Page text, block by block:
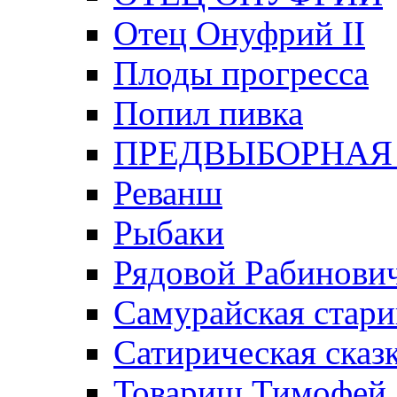
Отец Онуфрий II
Плоды прогресса
Попил пивка
Реванш
Рыбаки
Рядовой
Самурайская
Сатирическая